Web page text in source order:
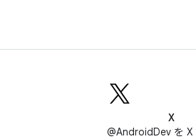
X
@AndroidDev を X